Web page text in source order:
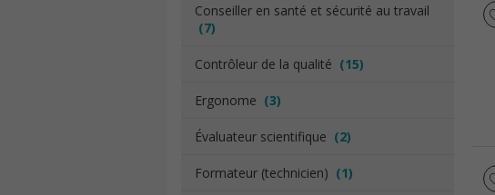
Conseiller en santé et sécurité au travail
(7)
Contrôleur de la qualité (15)
Ergonome (3)
Évaluateur scientifique (2)
Formateur (technicien) (1)